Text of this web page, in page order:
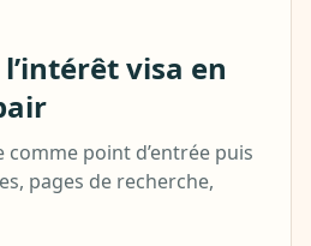
visa en
comme point d’entrée puis
pages de recherche,